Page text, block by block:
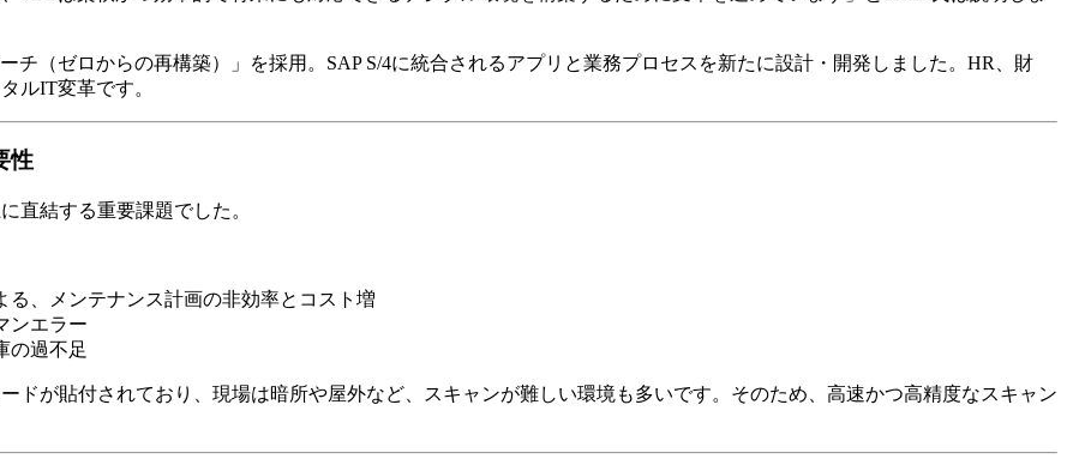
チ（ゼロからの再構築）」を採用。SAP S/4に統合されるアプリと業務プロセスを新たに設計・開発しました。HR、財
ルIT変革です。
性
直結する重要課題でした。
、メンテナンス計画の非効率とコスト増
ンエラー
の過不足
ドが貼付されており、現場は暗所や屋外など、スキャンが難しい環境も多いです。そのため、高速かつ高精度なスキャン